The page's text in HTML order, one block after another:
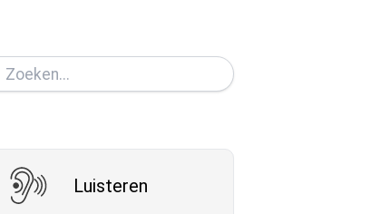
Luisteren